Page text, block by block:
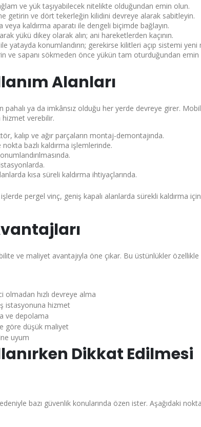
ve yük taşıyabilecek nitelikte olduğundan emin olun.
getirin ve dört tekerleğin kilidini devreye alarak sabitleyin.
kaldırma aparatı ile dengeli biçimde bağlayın.
yükü dikey olarak alın; ani hareketlerden kaçının.
yatayda konumlandırın; gerekirse kilitleri açıp sistemi
ve sapanı sökmeden önce yükün tam oturduğundan emin
Alanları
ya da imkânsız olduğu her yerde devreye girer.
verebilir.
kalıp ve ağır parçaların montaj-demontajında.
bazlı kaldırma işlemlerinde.
kısa süreli kaldırma ihtiyaçlarında.
pergel vinç, geniş kapalı alanlarda sürekli kaldırma
ve maliyet avantajıyla öne çıkar. Bu üstünlükler özellikle
olmadan hızlı devreye alma
istasyonuna hizmet
ve depolama
göre düşük maliyet
uyum
Dikkat Edilmesi
bazı güvenlik konularında özen ister. Aşağıdaki